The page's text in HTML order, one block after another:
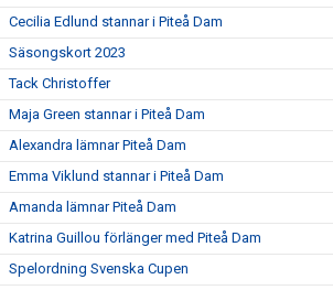
Cecilia Edlund stannar i Piteå Dam
Säsongskort 2023
Tack Christoffer
Maja Green stannar i Piteå Dam
Alexandra lämnar Piteå Dam
Emma Viklund stannar i Piteå Dam
Amanda lämnar Piteå Dam
Katrina Guillou förlänger med Piteå Dam
Spelordning Svenska Cupen